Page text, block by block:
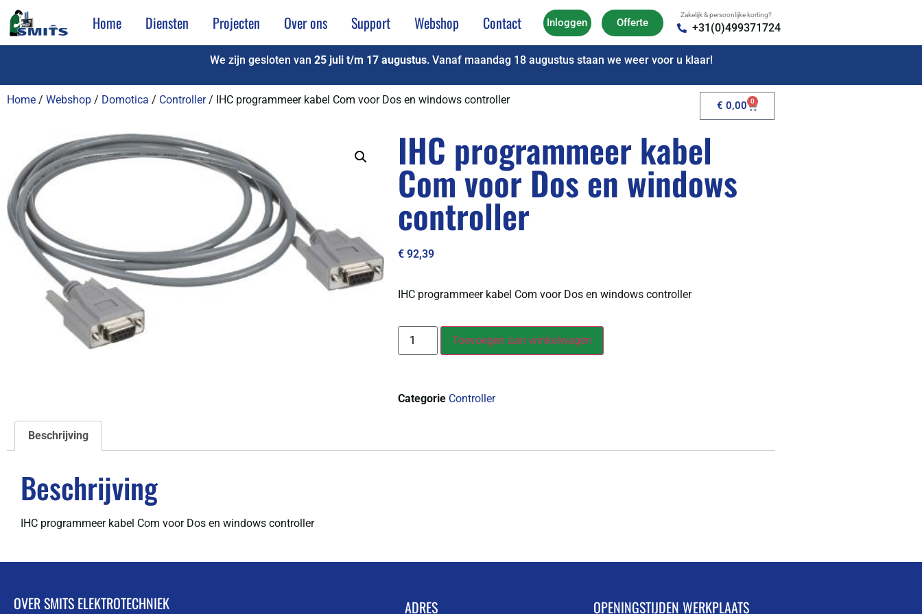
Home Diensten Projecten Over ons Support Webshop Contact Inloggen Offerte
Zakelijk & persoonlijke korting?
+31(0)499371724
We zijn gesloten van 25 juli t/m 17 augustus. Vanaf maandag 18 augustus staan we weer voor u klaar!
Home / Webshop / Domotica / Controller/ IHC programmeer kabel Com voor Dos en windows controller € 0,00 0
IHC programmeer kabel
Com voor Dos en windows
controller
€ 92,39
IHC programmeer kabel Com voor Dos en windows controller
Toevoegen aan winkelwagen
Categorie Controller
Beschrijving
Beschrijving
IHC programmeer kabel Com voor Dos en windows controller
OVER SMITS ELEKTROTECHNIEK ADRES OPENINGSTIJDEN WERKPLAATS